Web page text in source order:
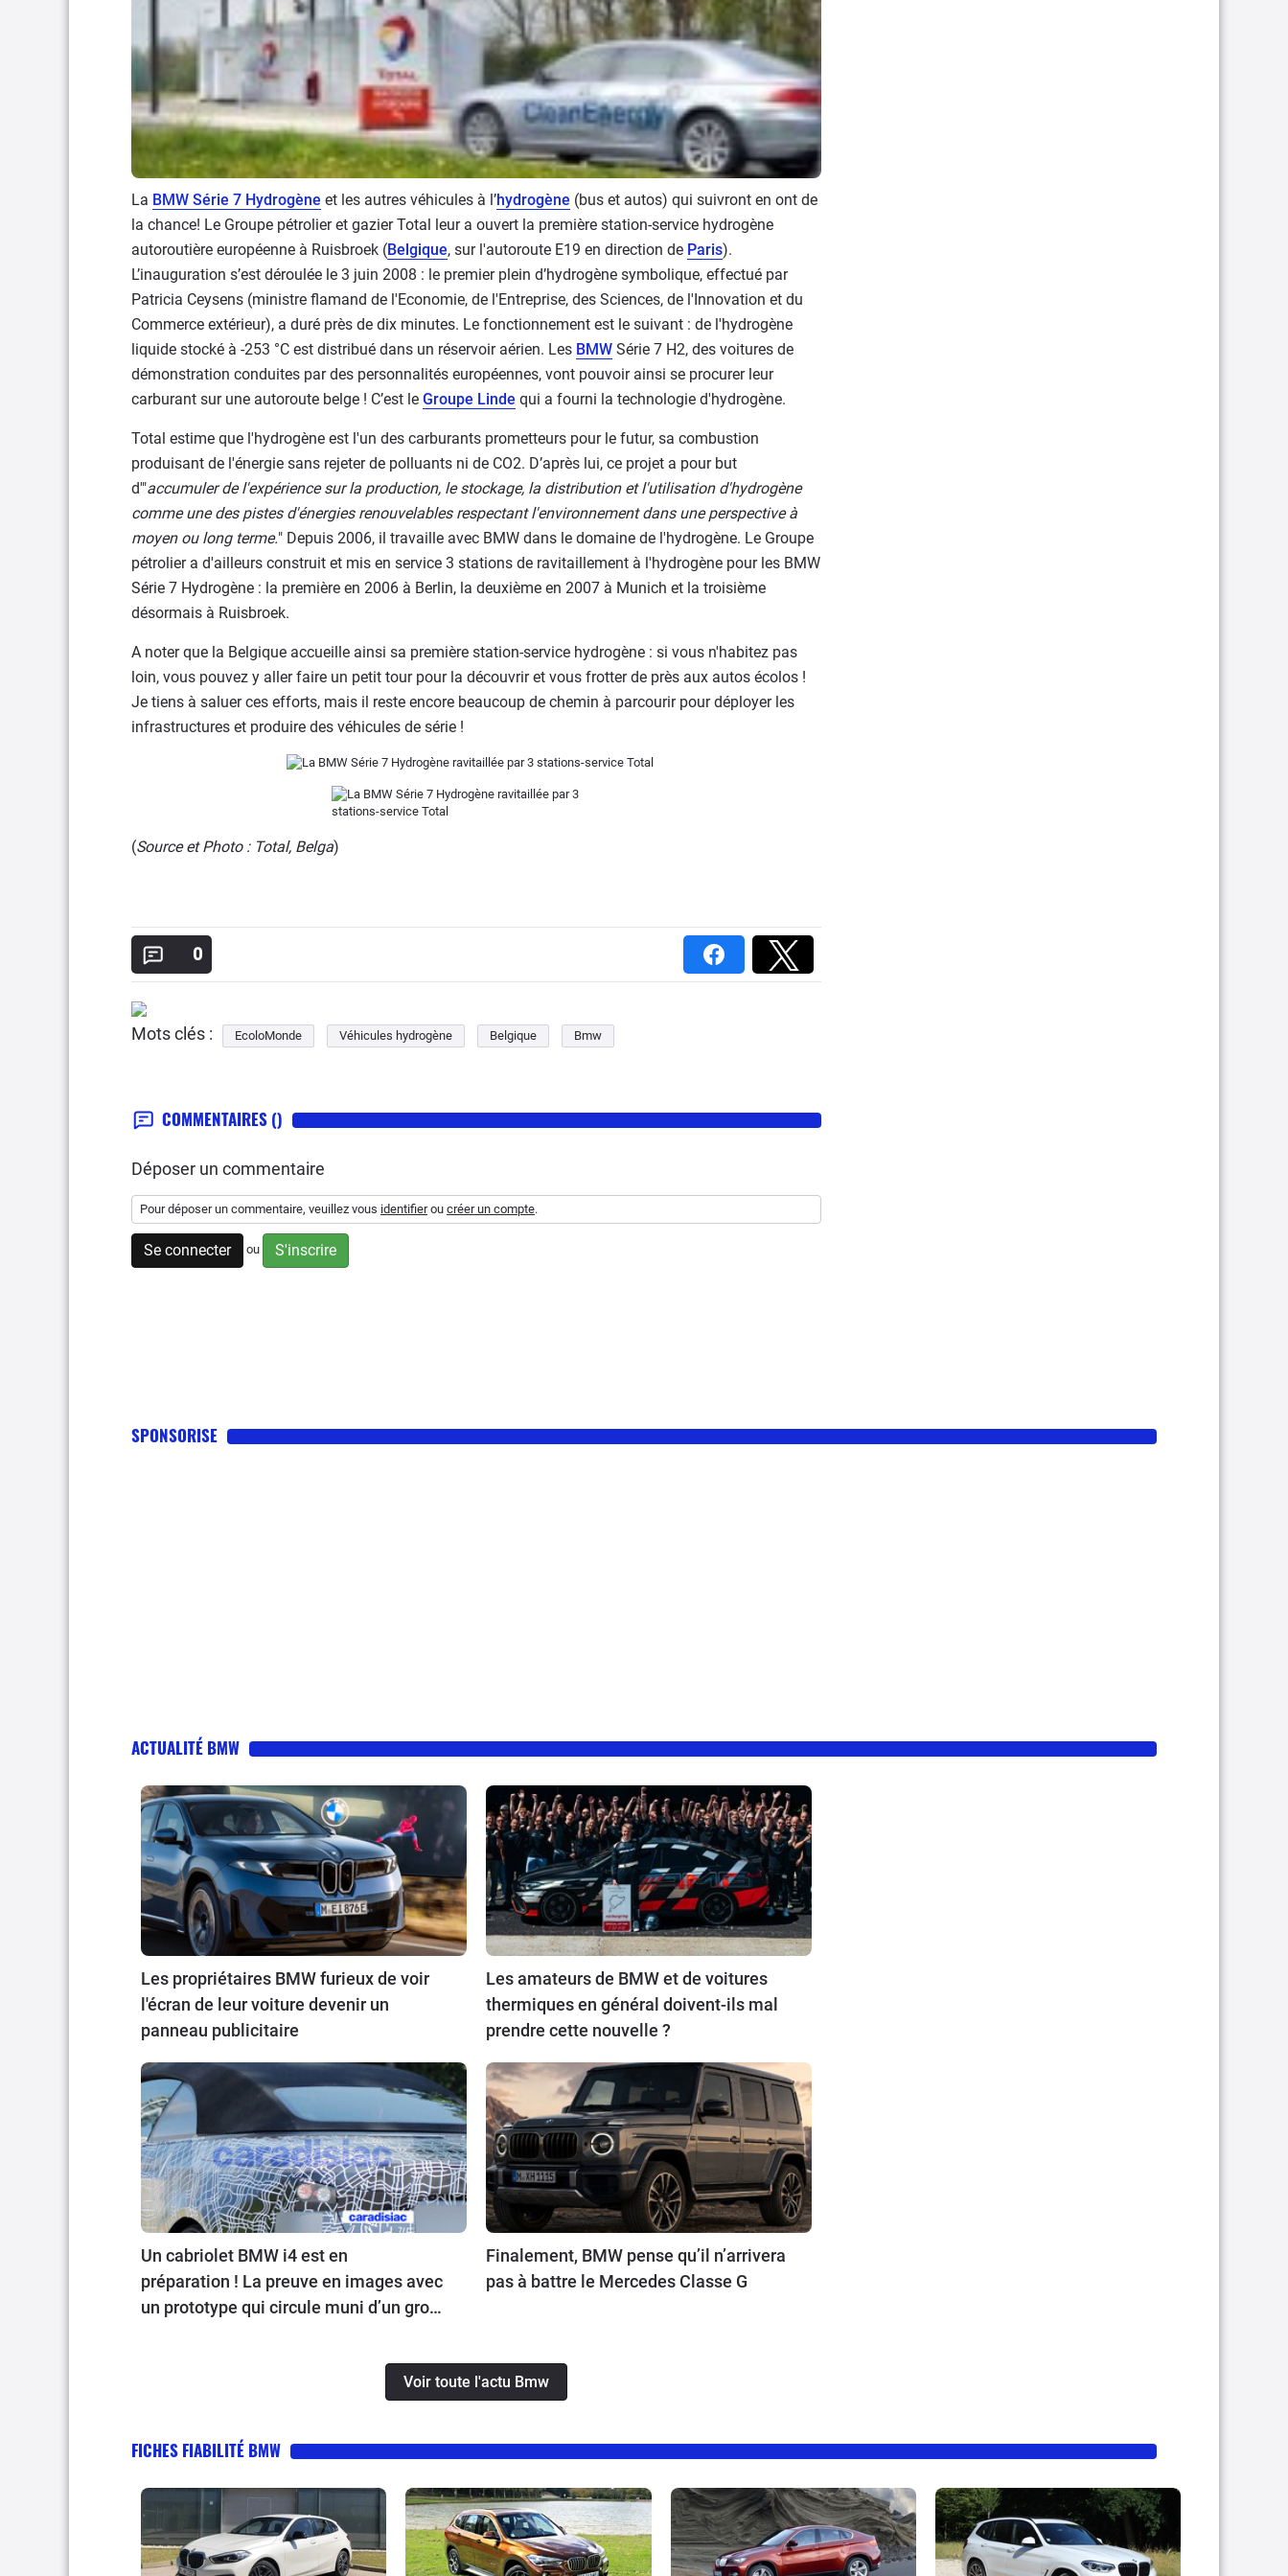
La BMW Série 7 Hydrogène et les autres véhicules à l’hydrogène (bus et autos) qui suivront en ont de
la chance! Le Groupe pétrolier et gazier Total leur a ouvert la première station-service hydrogène
autoroutière européenne à Ruisbroek (Belgique, sur l'autoroute E19 en direction de Paris).
L’inauguration s’est déroulée le 3 juin 2008 : le premier plein d’hydrogène symbolique, effectué par
Patricia Ceysens (ministre flamand de l'Economie, de l'Entreprise, des Sciences, de l'Innovation et du
Commerce extérieur), a duré près de dix minutes. Le fonctionnement est le suivant : de l'hydrogène
liquide stocké à -253 °C est distribué dans un réservoir aérien. Les BMW Série 7 H2, des voitures de
démonstration conduites par des personnalités européennes, vont pouvoir ainsi se procurer leur
carburant sur une autoroute belge ! C’est le Groupe Linde qui a fourni la technologie d'hydrogène.
Total estime que l'hydrogène est l'un des carburants prometteurs pour le futur, sa combustion
produisant de l'énergie sans rejeter de polluants ni de CO2. D’après lui, ce projet a pour but
d'"accumuler de l'expérience sur la production, le stockage, la distribution et l'utilisation d'hydrogène
comme une des pistes d'énergies renouvelables respectant l'environnement dans une perspective à
moyen ou long terme." Depuis 2006, il travaille avec BMW dans le domaine de l'hydrogène. Le Groupe
pétrolier a d'ailleurs construit et mis en service 3 stations de ravitaillement à l'hydrogène pour les BMW
Série 7 Hydrogène : la première en 2006 à Berlin, la deuxième en 2007 à Munich et la troisième
désormais à Ruisbroek.
A noter que la Belgique accueille ainsi sa première station-service hydrogène : si vous n'habitez pas
loin, vous pouvez y aller faire un petit tour pour la découvrir et vous frotter de près aux autos écolos !
Je tiens à saluer ces efforts, mais il reste encore beaucoup de chemin à parcourir pour déployer les
infrastructures et produire des véhicules de série !
(Source et Photo : Total, Belga)
0
Mots clés : EcoloMonde Véhicules hydrogène Belgique Bmw
COMMENTAIRES ()
Déposer un commentaire
Pour déposer un commentaire, veuillez vous identifierou créer un compte.
Se connecter ou S'inscrire
SPONSORISE
ACTUALITÉ BMW
Les propriétaires BMW furieux de voir
l'écran de leur voiture devenir un
panneau publicitaire
Les amateurs de BMW et de voitures
thermiques en général doivent-ils mal
prendre cette nouvelle ?
Un cabriolet BMW i4 est en
préparation ! La preuve en images avec
un prototype qui circule muni d’un gros
Finalement, BMW pense qu’il n’arrivera
pas à battre le Mercedes Classe G
Voir toute l'actu Bmw
FICHES FIABILITÉ BMW